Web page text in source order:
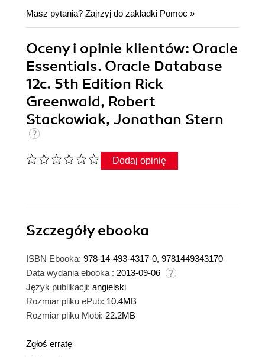
Masz pytania? Zajrzyj do zakładki Pomoc »
Oceny i opinie klientów: Oracle
Essentials. Oracle Database
12c. 5th Edition Rick
Greenwald, Robert
Stackowiak, Jonathan Stern
Dodaj opinię
Szczegółyebooka
ISBN Ebooka: 978-14-493-4317-0, 9781449343170
Data wydania ebooka : 2013-09-06
Język publikacji: angielski
Rozmiar pliku ePub: 10.4MB
Rozmiar pliku Mobi: 22.2MB
Zgłoś erratę